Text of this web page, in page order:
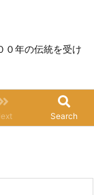
０年の伝統を受け
Search